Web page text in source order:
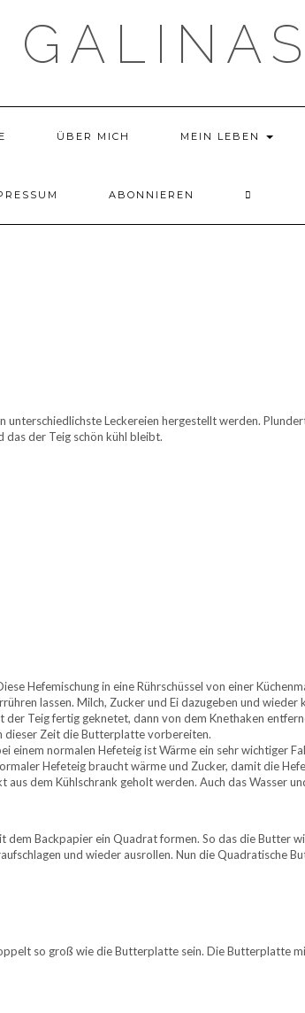
ÜBER MICH MEIN LEBEN
ABONNIEREN
Leckereien hergestellt werden.
das der Teig schön kühl bleibt.
Hefemischung in eine Rührschüssel von einer
lassen. Milch, Zucker und Ei dazugeben und
Teig fertig geknetet, dann von dem Knethaken
dieser Zeit die Butterplatte vorbereiten.
normalen Hefeteig ist Wärme ein sehr wichtiger
Hefeteig braucht wärme und Zucker, damit die
aus dem Kühlschrank geholt werden. Auch das Wasser
Backpapier ein Quadrat formen. So das die Butter
und wieder ausrollen. Nun die Quadratische
so groß wie die Butterplatte sein. Die Butterplatte